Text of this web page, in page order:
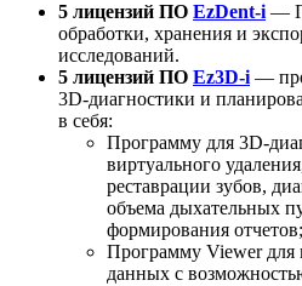
5 лицензий ПО EzDent-i —
обработки, хранения и
исследований.
5 лицензий ПО Ez3D-i —
3D-диагностики и
в себя:
Программу для 3D-
виртуального
реставрации зубов,
объема дыхательных
формирования отчетов;
Программу Viewer для
данных с